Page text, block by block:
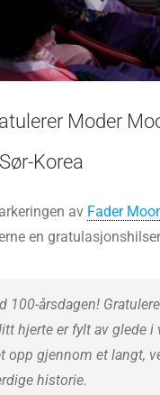
Moder
Korea
av Fader
en
100-årsdagen!
hjerte er fylt av glede
opp gjennom et langt,
historie.